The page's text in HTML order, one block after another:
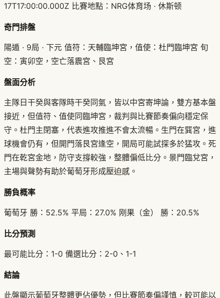
17T17:00:00.000Z 比賽地點：NRG体育场 · 休斯顿
奇門排盤
陽遁 · 9局 · 下元 值符：天輔臨坤宮，值使：杜門臨坤宮 旬
空：寅卯空，空亡落震宮、艮宮
盤面分析
主隊日干癸與客隊時干癸同氣，皆以中宮寄坤論，雙方基本盤
接近，但值符、值使同臨坤宮，裁判與比賽節奏偏向穩定保
守。杜門主閉塞，代表進攻推進不會太流暢。生門在巽宮，進
球機會仍有，但開門落艮宮逢空，開局可能試探多於猛攻。死
門在乾宮金地，防守支撐較強，整體偏低比分。景門臨兌宮，
主場與聲勢有助於葡萄牙形成壓迫感。
勝負概率
葡萄牙 勝：52.5% 平局：27.0% 刚果（金） 勝：20.5%
比分預測
最可能比分：1-0 備選比分：2-0、1-1
結論
此盤顯示葡萄牙整體更佔優勢，但比賽節奏偏謹慎，較可能以